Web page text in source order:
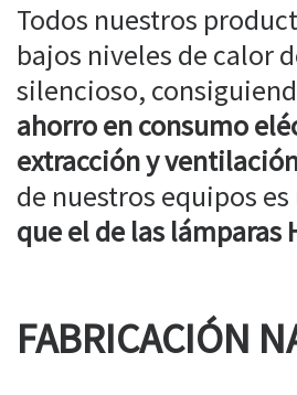
Todos nuestros
bajos niveles de calor
silencioso,
ahorro en consumo
extracción y
de nuestros equipos es
que el de las lámparas
FABRICACIÓN